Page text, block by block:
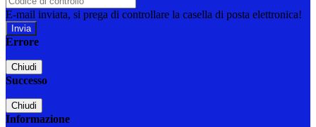
E-mail inviata, si prega di controllare la casella di posta elettronica!
Errore
Chiudi
Successo
Chiudi
Informazione